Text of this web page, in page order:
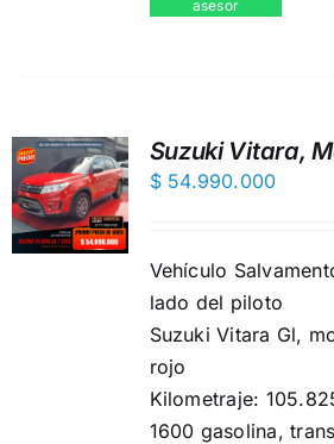
asesor
Suzuki Vitara,
$54.990.000
Vehículo
lado del piloto
Suzuki Vitara Gl,
rojo
Kilometraje:
1600 gasolina,